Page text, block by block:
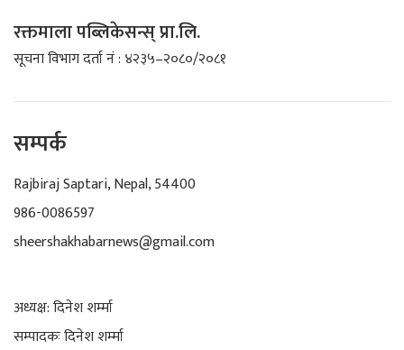
रक्तमाला पब्लिकेसन्स् प्रा.लि.
सूचना विभाग दर्ता नं : ४२३५–२०८०/२०८१
सम्पर्क
Rajbiraj Saptari, Nepal, 54400
986-0086597
sheershakhabarnews@gmail.com
अध्यक्ष: दिनेश शर्म्मा
सम्पादकः दिनेश शर्म्मा